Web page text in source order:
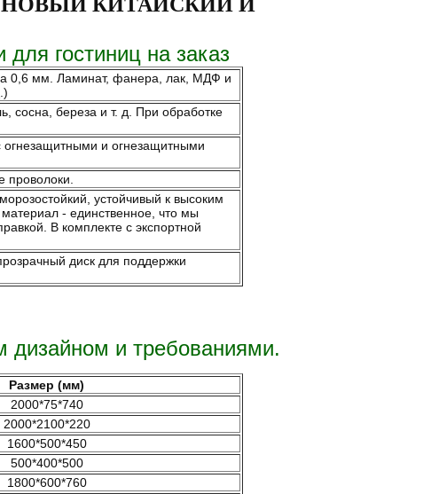
гостиниц на заказ
0,6 мм. Ламинат, фанера, лак, МДФ и
сосна, береза ​​и т. д. При обработке
огнезащитными и огнезащитными
устойчивый к высоким
- единственное, что мы
В комплекте с экспортной
диск для поддержки
дизайном и требованиями.
Размер (мм)
2000*75*740
2000*2100*220
1600*500*450
500*400*500
1800*600*760